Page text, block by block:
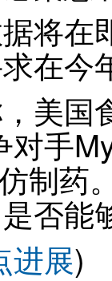
在
在今
国
对手
制药
否能
进展)